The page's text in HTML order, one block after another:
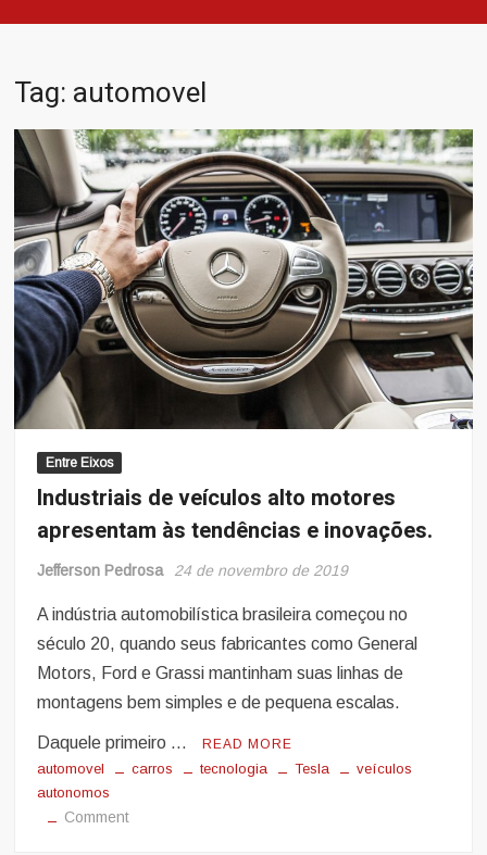
Tag: automovel
Entre Eixos
Industriais de veículos alto motores
apresentam às tendências e inovações.
Jefferson Pedrosa 24 de novembro de 2019
A indústria automobilística brasileira começou no
século 20, quando seus fabricantes como General
Motors, Ford e Grassi mantinham suas linhas de
montagens bem simples e de pequena escalas.
Daquele primeiro … READ MORE
automovel carros tecnologia Tesla
veículos
autonomos
Commenton